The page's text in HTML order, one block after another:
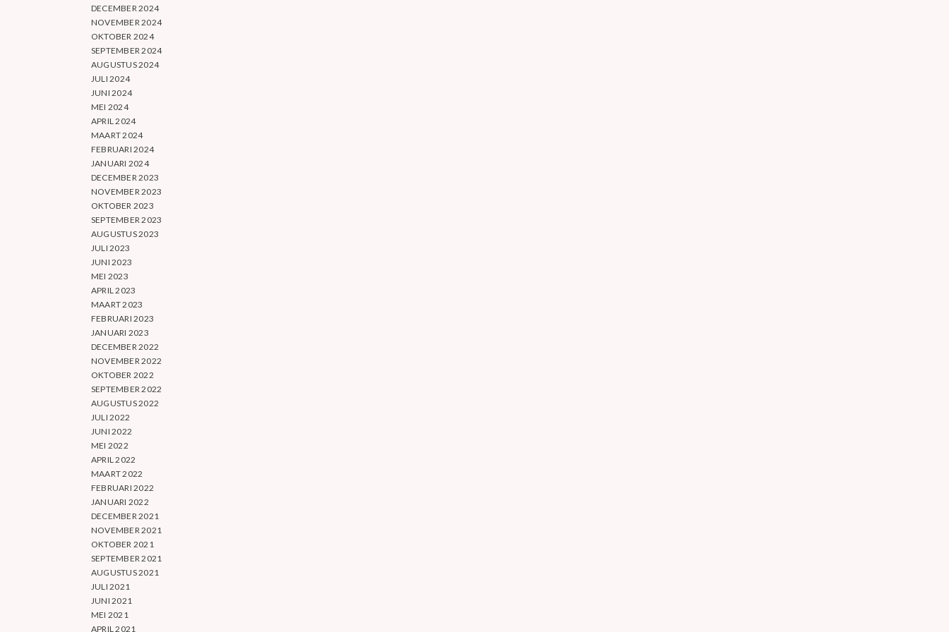
DECEMBER 2024
NOVEMBER 2024
OKTOBER 2024
SEPTEMBER 2024
AUGUSTUS 2024
JULI 2024
JUNI 2024
MEI 2024
APRIL 2024
MAART 2024
FEBRUARI 2024
JANUARI 2024
DECEMBER 2023
NOVEMBER 2023
OKTOBER 2023
SEPTEMBER 2023
AUGUSTUS 2023
JULI 2023
JUNI 2023
MEI 2023
APRIL 2023
MAART 2023
FEBRUARI 2023
JANUARI 2023
DECEMBER 2022
NOVEMBER 2022
OKTOBER 2022
SEPTEMBER 2022
AUGUSTUS 2022
JULI 2022
JUNI 2022
MEI 2022
APRIL 2022
MAART 2022
FEBRUARI 2022
JANUARI 2022
DECEMBER 2021
NOVEMBER 2021
OKTOBER 2021
SEPTEMBER 2021
AUGUSTUS 2021
JULI 2021
JUNI 2021
MEI 2021
APRIL 2021